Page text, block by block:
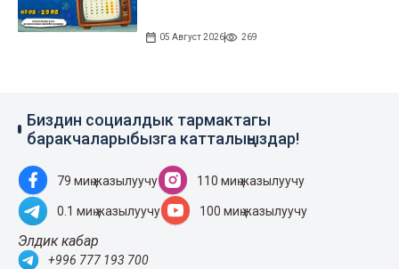
05 Август 2026 269
Биздин социалдык тармактагы
баракчаларыбызга катталыңыздар!
79 миң жазылуучу 110 миң жазылуучу
0.1 миң жазылуучу 100 миң жазылуучу
Элдик кабар
+996 777 193 700